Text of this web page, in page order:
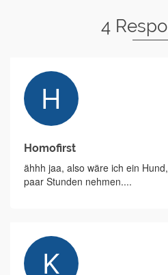
4
Homofirst
ähhh jaa, also wäre ich ein
paar Stunden nehmen....